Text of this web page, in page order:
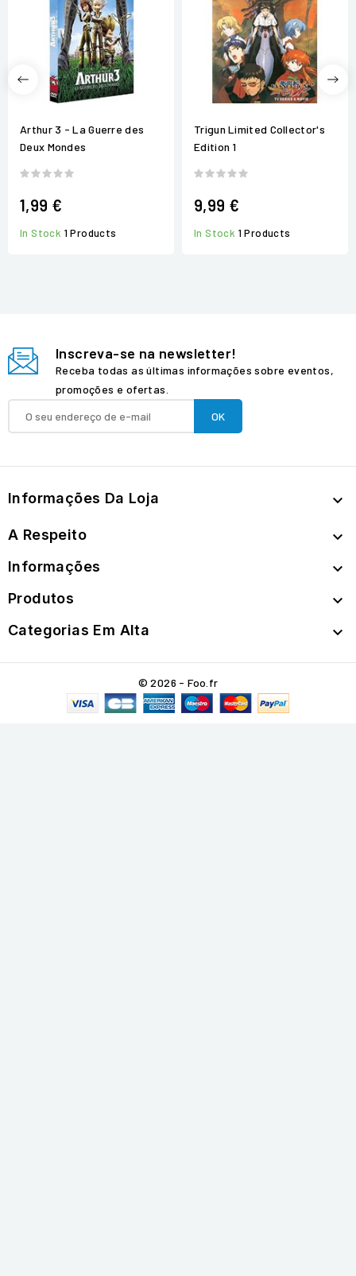
Arthur 3 - La Guerre des
Deux Mondes
1,99 €
In Stock 1 Products
Trigun Limited Collector's
Edition 1
9,99 €
In Stock 1 Products
Inscreva-se na newsletter!
Receba todas as últimas informações sobre eventos,
promoções e ofertas.
Informações Da Loja 
A Respeito 
Informações 
Produtos 
Categorias Em Alta 
© 2026 - Foo.fr